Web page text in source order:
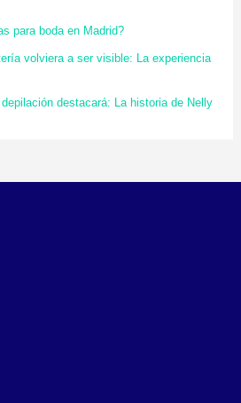
para boda en Madrid?
volviera a ser visible: La experiencia
destacará: La historia de Nelly